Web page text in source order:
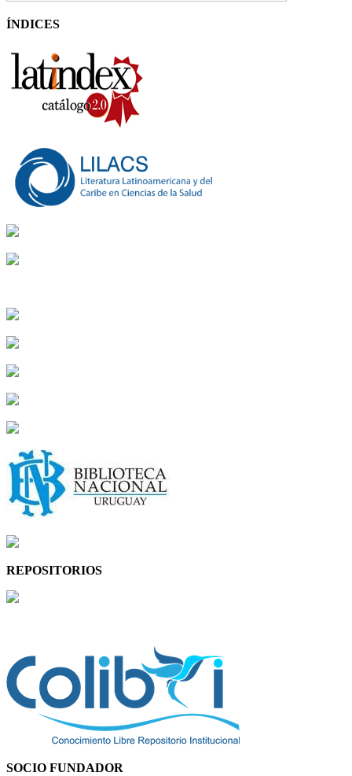
ÍNDICES
REPOSITORIOS
SOCIO FUNDADOR